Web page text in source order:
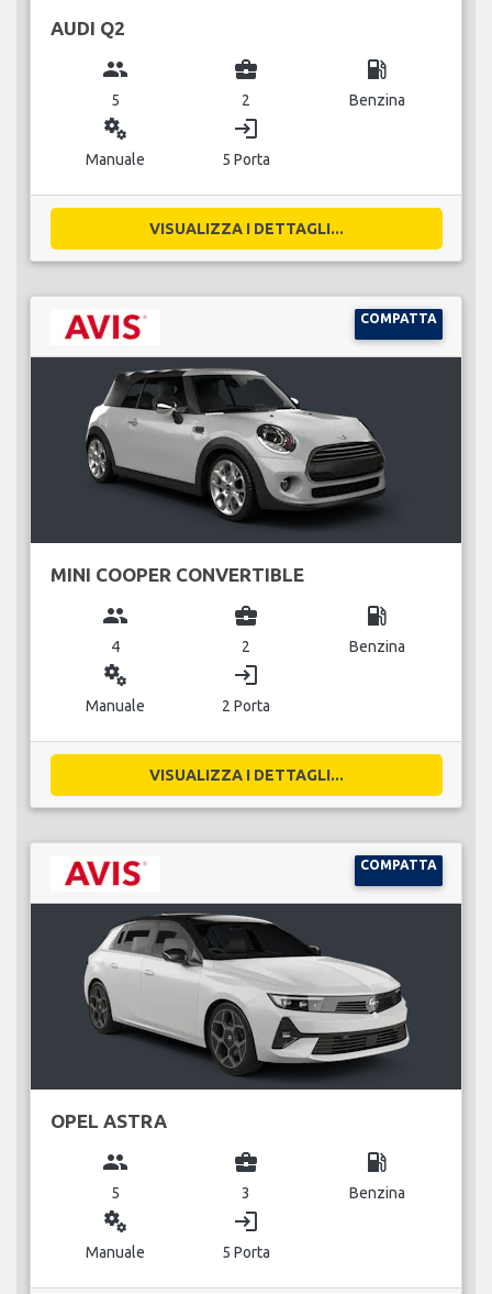
AUDI Q2
group
5
business_center
2
local_gas_station
Benzina
miscellaneous_services
Manuale
login
5 Porta
VISUALIZZA I DETTAGLI...
COMPATTA
MINI COOPER CONVERTIBLE
group
4
business_center
2
local_gas_station
Benzina
miscellaneous_services
Manuale
login
2 Porta
VISUALIZZA I DETTAGLI...
COMPATTA
OPEL ASTRA
group
5
business_center
3
local_gas_station
Benzina
miscellaneous_services
Manuale
login
5 Porta